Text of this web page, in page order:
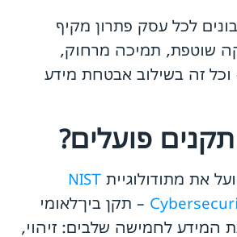
לכל עסק פתרון מקיף
שוטפת, תמיכה מרחוק,
וכל זה בשילוב אבטחת מידע
פועלים?
את מתודולוגיית NIST
– תקן בין־לאומי
המידע לחמישה שלבים: זיהוי,